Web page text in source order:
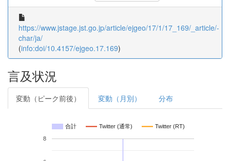
https://www.jstage.jst.go.jp/article/ejgeo/17/1/17_169/_article/-
char/ja/
(info:doi/10.4157/ejgeo.17.169)
言及状況
変動（ピーク前後） 変動（月別） 分布
合計 Twitter (通常) Twitter (RT)
8